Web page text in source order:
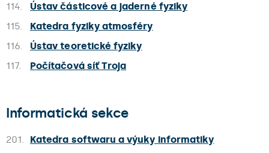
114.
Ústav částicové a jaderné fyziky
115.
Katedra fyziky atmosféry
116.
Ústav teoretické fyziky
117.
Počítačová síť Troja
Informatická sekce
201.
Katedra softwaru a výuky informatiky